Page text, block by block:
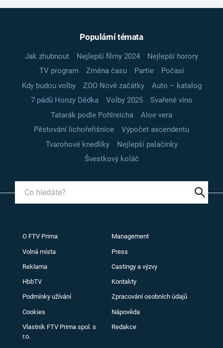
Populární témata
Jak zhubnout Nejlepší filmy 2024
Nejlepší horory
TV program
Změna času Partie
Počasí
Kdy budou volby
ZOO Nové začátky
Auto – katalog
7 pádů Honzy Dědka
Volby 2025
Svařené víno
Tatarák podle Pohlreicha
Aloe vera
Pěstování lichořeřišnice
Výpočet ascendentu
Tvarohové knedlíky
Nejlepší palačinky
Švestkový koláč
O FTV Prima Management
Volná místa Press
Reklama Castingy a výzvy
HbbTV Kontakty
Podmínky užívání Zpracování osobních údajů
Cookies Nápověda
Vlastník FTV Prima spol. s
r.o.
Redakce